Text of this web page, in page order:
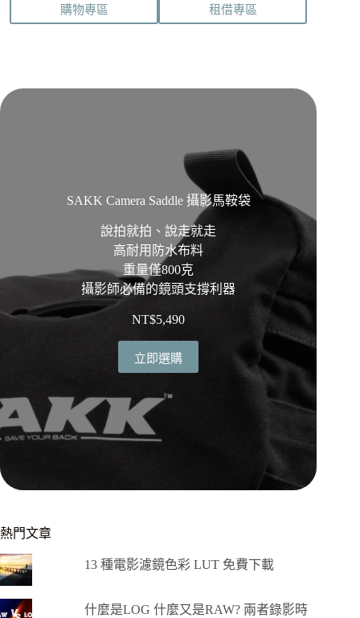
購物專區 租借專區
SAKK Camera Saddle 攝影馬鞍袋
說拍就拍、說走就走
高耐用防水布料
重量僅800克
攝影師必備的鏡頭支撐利器
NT$5,490
立即選購
熱門文章
13 種電影濾鏡色彩 LUT 免費下載
什麼是LOG 什麼又是RAW? 兩者錄影時